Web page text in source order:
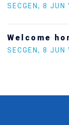
SECGEN,5 JAN
Increasing
Politics